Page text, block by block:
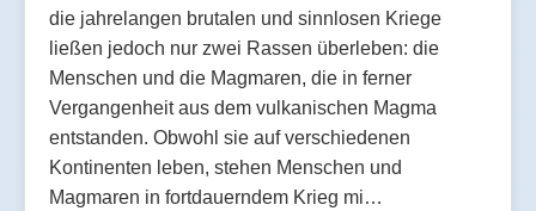
die jahrelangen brutalen und sinnlosen Kriege
ließen jedoch nur zwei Rassen überleben: die
Menschen und die Magmaren, die in ferner
Vergangenheit aus dem vulkanischen Magma
entstanden. Obwohl sie auf verschiedenen
Kontinenten leben, stehen Menschen und
Magmaren in fortdauerndem Krieg mi…